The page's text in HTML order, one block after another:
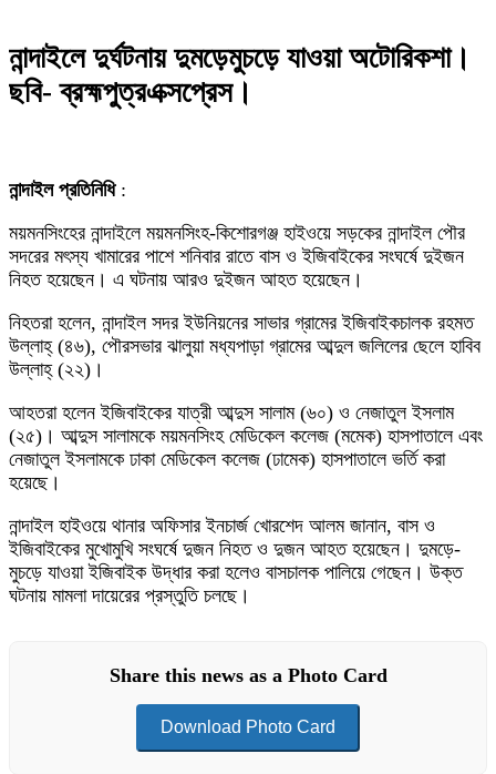
নান্দাইলে দুর্ঘটনায় দুমড়েমুচড়ে যাওয়া অটোরিকশা।
ছবি- ব্রহ্মপুত্রএক্সপ্রেস।
নান্দাইল প্রতিনিধি:
ময়মনসিংহের নান্দাইলে ময়মনসিংহ-কিশোরগঞ্জ হাইওয়ে সড়কের নান্দাইল পৌর
সদরের মৎস্য খামারের পাশে শনিবার রাতে বাস ও ইজিবাইকের সংঘর্ষে দুইজন
নিহত হয়েছেন। এ ঘটনায় আরও দুইজন আহত হয়েছেন।
নিহতরা হলেন, নান্দাইল সদর ইউনিয়নের সাভার গ্রামের ইজিবাইকচালক রহমত
উল্লাহ্ (৪৬), পৌরসভার ঝালুয়া মধ্যপাড়া গ্রামের আব্দুল জলিলের ছেলে হাবিব
উল্লাহ্ (২২)।
আহতরা হলেন ইজিবাইকের যাত্রী আব্দুস সালাম (৬০) ও নেজাতুল ইসলাম
(২৫)। আব্দুস সালামকে ময়মনসিংহ মেডিকেল কলেজ (মমেক) হাসপাতালে এবং
নেজাতুল ইসলামকে ঢাকা মেডিকেল কলেজ (ঢামেক) হাসপাতালে ভর্তি করা
হয়েছে।
নান্দাইল হাইওয়ে থানার অফিসার ইনচার্জ খোরশেদ আলম জানান, বাস ও
ইজিবাইকের মুখোমুখি সংঘর্ষে দুজন নিহত ও দুজন আহত হয়েছেন। দুমড়ে-
মুচড়ে যাওয়া ইজিবাইক উদ্ধার করা হলেও বাসচালক পালিয়ে গেছেন। উক্ত
ঘটনায় মামলা দায়েরের প্রস্তুতি চলছে।
Share this news as a Photo Card
Download Photo Card